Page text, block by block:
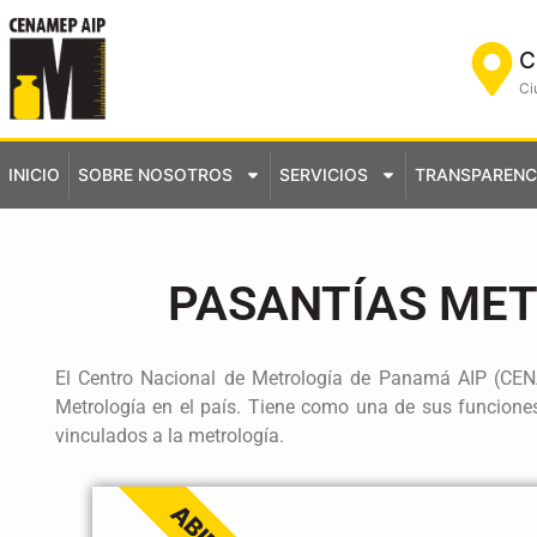
INICIO SOBRE NOSOTROS SERVICIOS
PASANTÍAS
El Centro Nacional de Metrología de Panamá AIP
Metrología en el país. Tiene como una de sus
vinculados a la metrología.